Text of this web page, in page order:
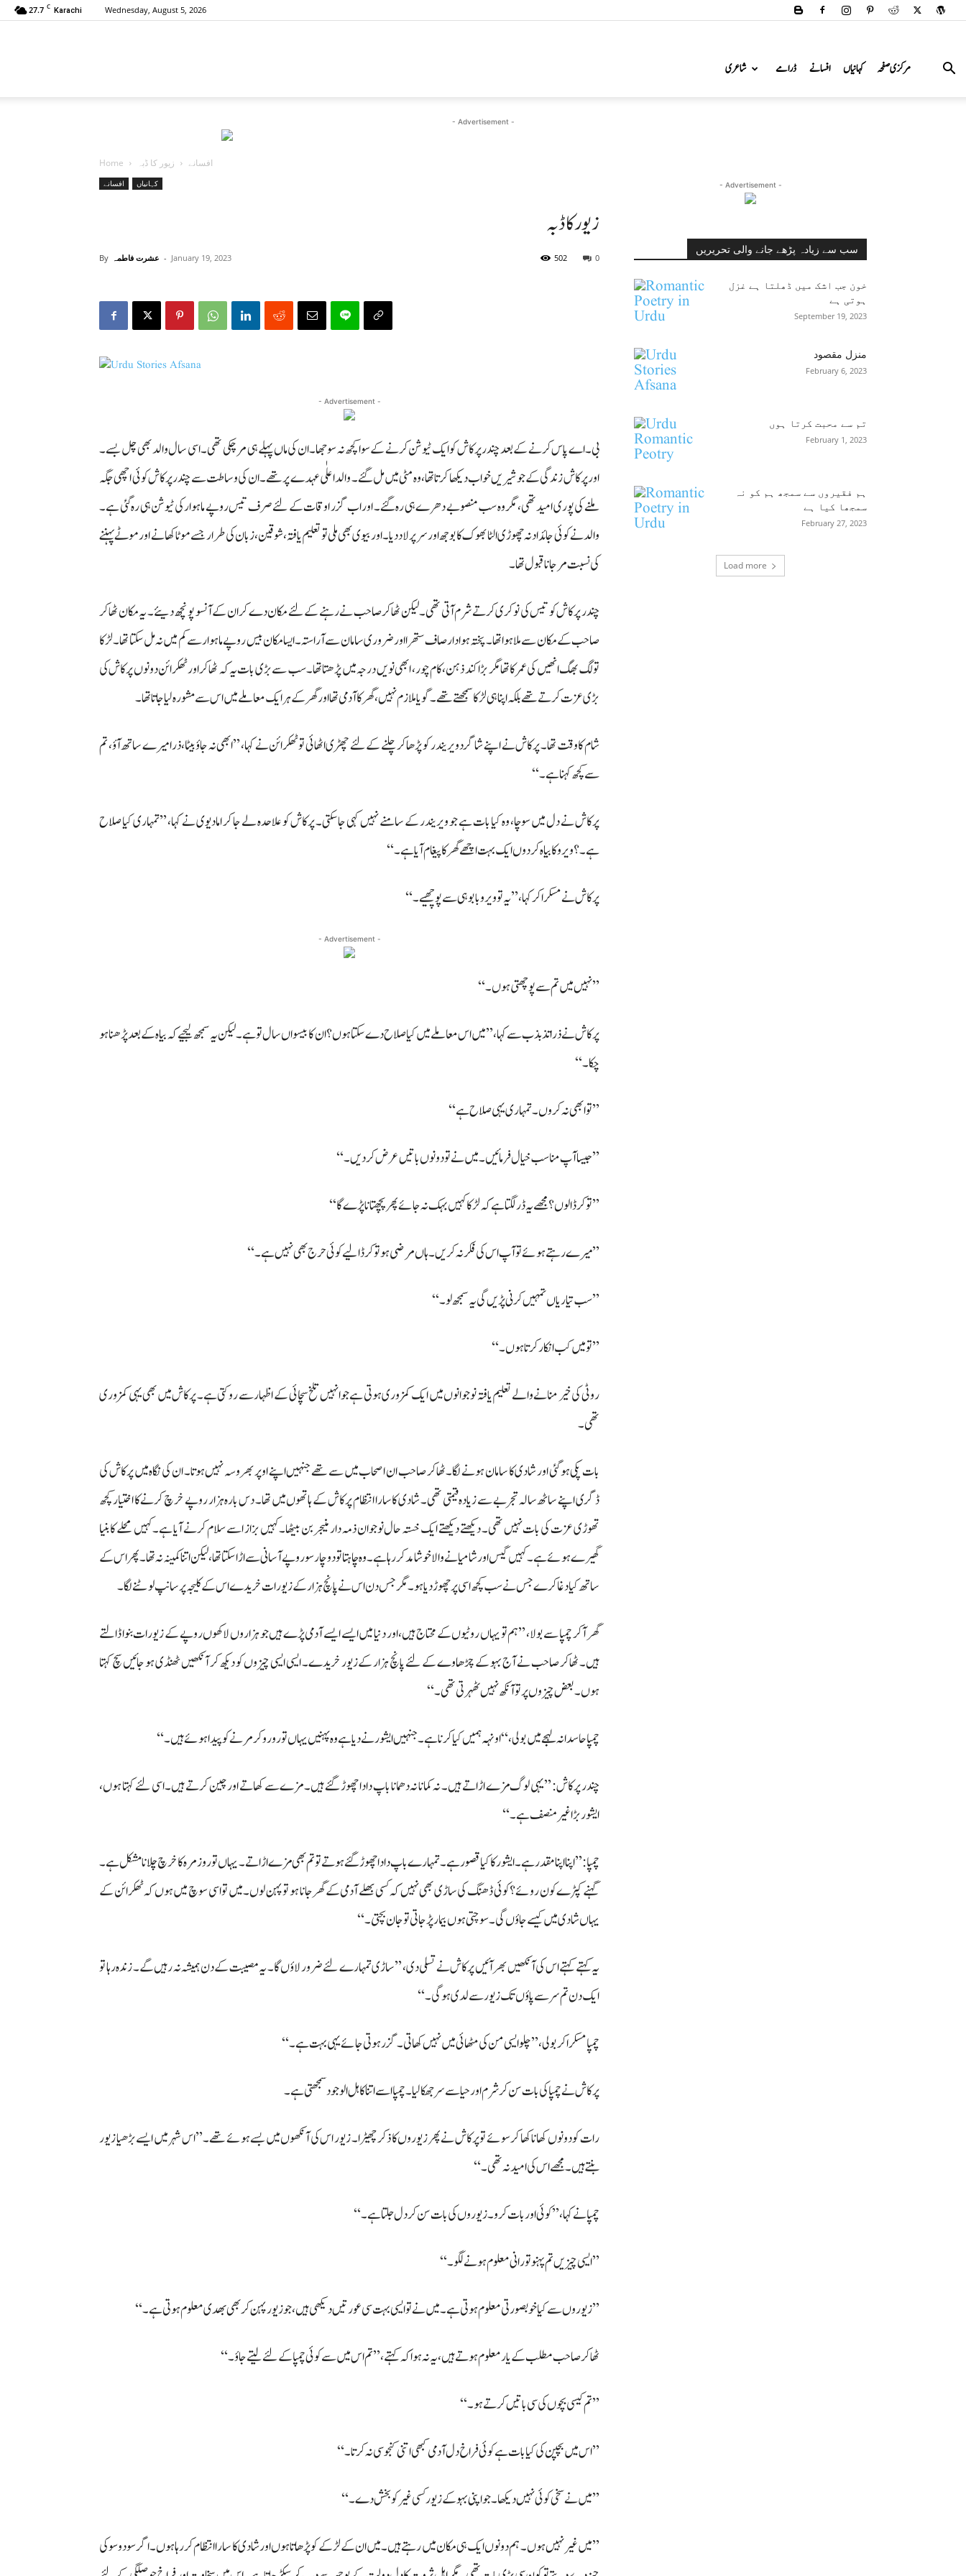
27.7 C Karachi Wednesday, August 5, 2026
مرکزی صفحہ کہانیاں افسانے ڈرامے شاعری
- Advertisement -
Home افسانے زیور کا ڈبہ
افسانے کہانیاں
زیور کا ڈبہ
By عشرت فاطمہ - January 19, 2023 0
502
- Advertisement -
بی۔ اے پاس کرنے کے بعد چندر پرکاش کو ایک ٹیوشن کرنے کے سوا کچھ نہ سوجھا۔ ان کی ماں پہلے ہی مر چکی تھی۔ اسی سال والد بھی چل بسے۔
اور پرکاش زندگی کے جو شیریں خواب دیکھا کرتا تھا، وہ مٹی میں مل گئے۔ والد اعلٰی عہدے پر تھے۔ ان کی وساطت سے چندر پرکاش کوئی اچھی جگہ
ملنے کی پوری امید تھی، مگر وہ سب منصوبے دھرے ہی رہ گئے۔ اور اب گزر اوقات کے لئے صرف تیس روپے ماہوار کی ٹیوشن ہی رہ گئی ہے۔
والد نے کوئی جائداد نہ چھوڑی الٹا بھوک کا بوجھ اور سر پر لاد دیا۔ اور بیوی بھی ملی تو تعلیم یافتہ، شوقین، زبان کی طرار جسے موٹا کھانے اور موٹے پہننے
کی نسبت مر جانا قبول تھا۔
چندر پرکاش کو تیس کی نوکری کرتے شرم آتی تھی۔ لیکن ٹھاکر صاحب نے رہنے کے لئے مکان دے کر ان کے آنسو پونچھ دیئے۔ یہ مکان ٹھاکر
صاحب کے مکان سے ملا ہوا تھا۔ پختہ ہوا دار صاف ستھرا اور ضروری سامان سےآراستہ۔ ایسا مکان بیس روپے ماہوار سے کم میں نہ مل سکتا تھا۔ لڑکا
تو لگ بھگ انھیں کی عمر کا تھا مگر بڑا کند ذہن، کام چور، ابھی نویں درجہ میں پڑھتا تھا۔ سب سے بڑی بات یہ کہ ٹھاکر اور ٹھکرائن دونوں پرکاش کی
بڑی عزت کرتے تھے بلکہ اپنا ہی لڑکا سمجھتے تھے۔ گویا ملازم نہیں، گھر کا آدمی تھا اور گھر کے ہر ایک معاملے میں اس سے مشورہ لیا جاتا تھا۔
شام کا وقت تھا۔ پرکاش نے اپنے شاگرد ویریندر کو پڑھا کر چلنے کے لئے چھڑی اٹھائی تو ٹھکرائن نے کہا، ’’ابھی نہ جاؤ بیٹا، ذرا میرے ساتھ آؤ، تم
سے کچھ کہنا ہے۔‘‘
پرکاش نے دل میں سوچا، وہ کیا بات ہے جو ویریندر کے سامنے نہیں کہی جا سکتی۔ پرکاش کو علاحدہ لے جا کر امادیوی نے کہا، ’’تمہاری کیا صلاح
ہے۔؟ ویرو کا بیاہ کر دوں ایک بہت اچھے گھر کا پیغام آیا ہے۔‘‘
پرکاش نے مسکرا کر کہا، ’’یہ تو ویرو بابو ہی سے پوچھیے۔‘‘
- Advertisement -
’’نہیں میں تم سے پوچھتی ہوں۔‘‘
پرکاش نے ذرا تذبذب سے کہا، ’’میں اس معاملے میں کیا صلاح دے سکتا ہوں؟ ان کا بیسواں سال تو ہے۔ لیکن یہ سمجھ لیجیے کہ بیاہ کے بعد پڑھنا ہو
چکا۔‘‘
’’تو ابھی نہ کروں۔ تمہاری یہی صلاح ہے‘‘
’’جیسا آپ مناسب خیال فرمائیں۔ میں نے تو دونوں باتیں عرض کر دیں۔‘‘
’’تو کر ڈالوں؟ مجھے یہ ڈر لگتا ہے کہ لڑکا کہیں بہک نہ جائے پھر پچھتانا پڑےگا‘‘
’’میرے رہتے ہوئے تو آپ اس کی فکر نہ کریں۔ ہاں مرضی ہو تو کر ڈالیے کوئی حرج بھی نہیں ہے۔‘‘
’’سب تیاریاں تمہیں کرنی پڑیں گی یہ سمجھ لو۔‘‘
’’تو میں کب انکار کرتا ہوں۔‘‘
روٹی کی خیر منانے والے تعلیم یافتہ نوجوانوں میں ایک کمزوری ہوتی ہےجو انہیں تلخ سچائی کے اظہار سے روکتی ہے۔ پرکاش میں بھی یہی کمزوری
تھی۔
بات پکی ہو گئی اور شادی کا سامان ہونے لگا۔ ٹھاکر صاحب ان اصحاب میں سے تھے جنہیں اپنے اوپر بھروسہ نہیں ہوتا۔ ان کی نگاہ میں پرکاش کی
ڈگری اپنے ساٹھ سالہ تجربے سے زیادہ قیمتی تھی۔ شادی کا سارا انتظام پرکاش کے ہاتھوں میں تھا۔ دس بارہ ہزار روپے خرچ کرنے کا اختیار کچھ
تھوڑی عزت کی بات نہیں تھی۔ دیکھتے دیکھتے ایک خستہ حال نوجوان ذمہ دار منیجر بن بیٹھا۔ کہیں بزاز اسے سلام کرنے آیا ہے۔ کہیں محلے کا بنیا
گھیرے ہوئے ہے۔ کہیں گیس اور شامیانے والا خوشامد کر رہا ہے۔ وہ چاہتا تو دو چار سو روپے آسانی سے اڑا سکتا تھا، لیکن اتنا کمینہ نہ تھا۔ پھر اس کے
ساتھ کیا دغا کرے جس نے سب کچھ اسی پر چھوڑ دیا ہو۔ مگر جس دن اس نے پانچ ہزار کے زیورات خریدے اس کے کلیجہ پر سانپ لوٹنے لگا۔
گھر آ کر چمپا سے بولا، ’’ہم تو یہاں روٹیوں کے محتاج ہیں، اور دنیا میں ایسے ایسے آدمی پڑے ہیں جو ہزاروں لاکھوں روپے کے زیورات بنوا ڈالتے
ہیں۔ ٹھاکر صاحب نے آج بہو کے چڑھاوے کے لئے پانچ ہزار کے زیور خریدے۔ ایسی ایسی چیزوں کو دیکھ کر آنکھیں ٹھنڈی ہو جائیں سچ کہتا
ہوں۔ بعض چیزوں پر تو آنکھ نہیں ٹھہرتی تھی۔‘‘
چمپا حاسدانہ لہجے میں بولی، “اونہہ ہمیں کیا کرنا ہے۔ جنہیں ایشور نے دیا ہے وہ پہنیں یہاں تو رو رو کر مرنے کو پیدا ہوئے ہیں۔‘‘
چندر پرکاش: ’’یہی لوگ مزے اڑاتے ہیں۔ نہ کمانا نہ دھمانا باپ دادا چھوڑ گئے ہیں۔ مزے سے کھاتے اور چین کرتے ہیں۔ اسی لئے کہتا ہوں،
ایشور بڑا غیر منصف ہے۔‘‘
چمپا: ’’اپنا اپنا مقدر ہے۔ ایشور کا کیا قصور ہے۔ تمہارے باپ دادا چھوڑ گئے ہوتے تو تم بھی مزے اڑاتے۔ یہاں تو روزمرہ کا خرچ چلانا مشکل ہے۔
گہنے کپڑے کون روئے؟ کوئی ڈھنگ کی ساڑی بھی نہیں کہ کسی بھلے آدمی کے گھر جانا ہو تو پہن لوں۔ میں تو اسی سوچ میں ہوں کہ ٹھکرائن کے
یہاں شادی میں کیسے جاؤں گی۔ سوچتی ہوں بیمار پڑ جاتی تو جان بچتی۔‘‘
یہ کہتے کہتے اس کی آنکھیں بھر آئیں پرکاش نے تسلی دی، ’’ساڑی تمہارے لئے ضرور لاؤں گا۔ یہ مصیبت کے دن ہمیشہ نہ رہیں گے۔ زندہ رہا تو
ایک دن تم سر سے پاؤں تک زیور سے لدی ہوگی۔‘‘
چمپا مسکراکر بولی، ’’چلو ایسی من کی مٹھائی میں نہیں کھاتی۔ گزر ہوتی جائے یہی بہت ہے۔‘‘
پرکاش نےچمپا کی بات سن کر شرم اور حیا سے سر جھکا لیا۔ چمپا اسے اتنا کاہل الو جود سمجھتی ہے۔
رات کو دونوں کھانا کھا کر سوئے تو پرکاش نے پھر زیوروں کا ذکر چھیڑا۔ زیور اس کی آنکھوں میں بسے ہوئے تھے۔ ’’اس شہر میں ایسے بڑھیا زیور
بنتے ہیں۔ مجھے اس کی امید نہ تھی۔‘‘
چمپا نے کہا، ’’کوئی اور بات کرو۔ زیوروں کی بات سن کر دل جلتا ہے۔‘‘
’’ایسی چیزیں تم پہنو تو رانی معلوم ہونے لگو۔‘‘
’’زیوروں سے کیا خوبصورتی معلوم ہوتی ہے۔ میں نے تو ایسی بہت سی عورتیں دیکھی ہیں، جو زیور پہن کر بھی بھدی معلوم ہوتی ہے۔‘‘
ٹھاکر صاحب مطلب کے یار معلوم ہوتے ہیں، یہ نہ ہوا کہ کہتے، ’’تم اس میں سے کوئی چمپا کے لئے لیتے جاؤ۔‘‘
’’تم کیسی بچوں کی سی باتیں کرتے ہو۔‘‘
’’اس میں بچپن کی کیا بات ہے کوئی فراخ دل آدمی کبھی اتنی کنجوسی نہ کرتا۔‘‘
’’میں نے سخی کوئی نہیں دیکھا۔ جو اپنی بہو کے زیور کسی غیر کو بخش دے۔‘‘
’’میں غیر نہیں ہوں۔ ہم دونوں ایک ہی مکان میں رہتے ہیں۔ میں ان کے لڑکے کو پڑھاتا ہوں اور شادی کا سارا انتظام کر رہا ہوں۔ اگر سو دو سو کی
- Advertisement -
سب سے زیادہ پڑھے جانے والی تحریریں
خون جب اشک میں ڈھلتا ہے غزل
ہوتی ہے
September 19, 2023
منزل مقصود
February 6, 2023
تم سے محبت کرتا ہوں
February 1, 2023
ہم فقیروں سے سمجھ ہم کو نہ
سمجھا کیا ہے
February 27, 2023
Load more